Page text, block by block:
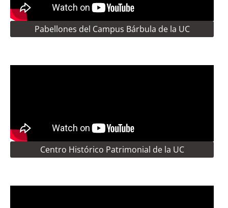
Pabellones del Campus Bárbula de la UC
Centro Histórico Patrimonial de la UC